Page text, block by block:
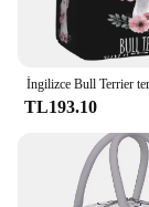
TL193.10